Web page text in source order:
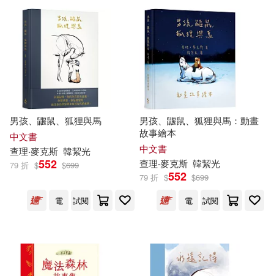
出版社 (可複選)
天下雜誌(7) 皇冠(5)
配送方式 (可複選)
可超商取貨(8) 可海外宅配(8)
可港澳店取(8)
可菲律賓店取(8)
男孩、鼴鼠、狐狸與馬
中文書
查理‧麥克斯 韓絜光
79 折 $552 $699
電 試閱
男孩、鼴鼠、狐狸與馬：動畫
故事繪本
中文書
查理‧麥克斯 韓絜光
79 折 $552 $699
電
試閱